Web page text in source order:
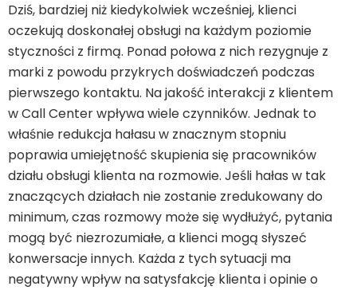
Dziś, bardziej niż kiedykolwiek wcześniej, klienci
oczekują doskonałej obsługi na każdym poziomie
styczności z firmą. Ponad połowa z nich rezygnuje z
marki z powodu przykrych doświadczeń podczas
pierwszego kontaktu. Na jakość interakcji z klientem
w Call Center wpływa wiele czynników. Jednak to
właśnie redukcja hałasu w znacznym stopniu
poprawia umiejętność skupienia się pracowników
działu obsługi klienta na rozmowie. Jeśli hałas w tak
znaczących działach nie zostanie zredukowany do
minimum, czas rozmowy może się wydłużyć, pytania
mogą być niezrozumiałe, a klienci mogą słyszeć
konwersacje innych. Każda z tych sytuacji ma
negatywny wpływ na satysfakcję klienta i opinie o